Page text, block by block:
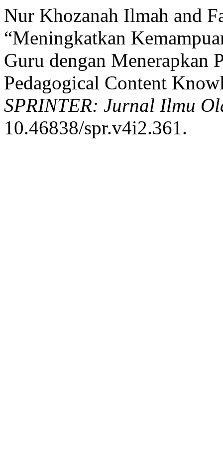
Nur Khozanah Ilmah and
“Meningkatkan
Guru dengan Menerapkan
Pedagogical Content
SPRINTER: Jurnal Ilmu
10.46838/spr.v4i2.361.